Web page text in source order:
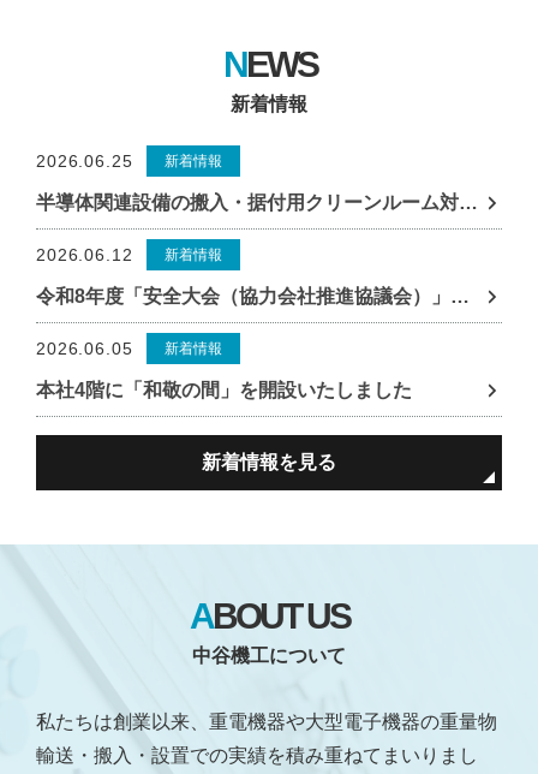
グループ会社一覧を見る
NEWS
新着情報
2026.06.25 新着情報
半導体関連設備の搬入・据付用クリーンルーム対応機材を増強し、新倉庫へ移転・新設
2026.06.12 新着情報
令和8年度「安全大会（協力会社推進協議会）」を 開催いたしました
2026.06.05 新着情報
本社4階に「和敬の間」を開設いたしました
新着情報を見る
ABOUT US
中谷機工について
私たちは創業以来、重電機器や⼤型電⼦機器の重量物
輸送・搬⼊・設置での実績を積み重ねてまいりまし